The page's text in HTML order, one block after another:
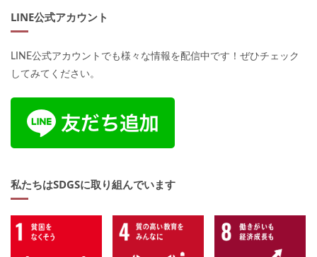
LINE公式アカウント
LINE公式アカウントでも様々な情報を配信中です！ぜひチェック
してみてください。
私たちはSDGSに取り組んでいます